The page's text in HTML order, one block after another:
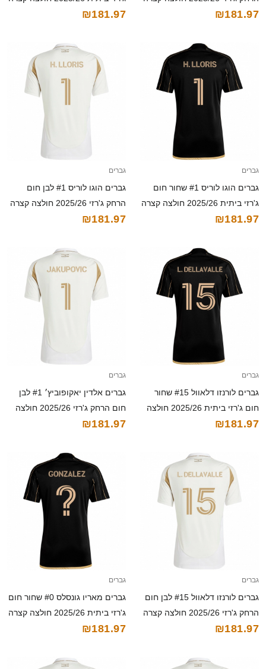
₪181.97
₪181.97
גברים
גברים הוגו לוריס #1 שחור חום
ג'רזי ביתית 2025/26 חולצה קצרה
₪181.97
גברים
גברים הוגו לוריס #1 לבן חום
הרחק ג'רזי 2025/26 חולצה קצרה
₪181.97
גברים
גברים לורנזו דלאוול #15 שחור
חום ג'רזי ביתית 2025/26 חולצה
קצרה
₪181.97
גברים
גברים אלדין יאקופוביץ׳ #1 לבן
חום הרחק ג'רזי 2025/26 חולצה
קצרה
₪181.97
גברים
גברים לורנזו דלאוול #15 לבן חום
הרחק ג'רזי 2025/26 חולצה קצרה
₪181.97
גברים
גברים מאריו גונסלס #0 שחור חום
ג'רזי ביתית 2025/26 חולצה קצרה
₪181.97